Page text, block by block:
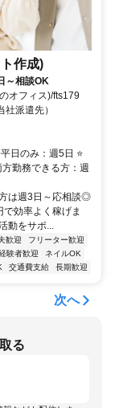
作成)
～相談OK
オフィス)/fts179
派遣先）
日のみ：週5日 ⭐
勤務できる方：週
は週3日～応相談◎
効率よく稼げま
動をサポ...
歓迎
フリーター歓迎
験者歓迎
ネイルOK
交通費支給 長期歓迎
次へ
る